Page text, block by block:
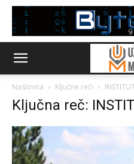
Naslovna Ključne reči
Ključna reč: